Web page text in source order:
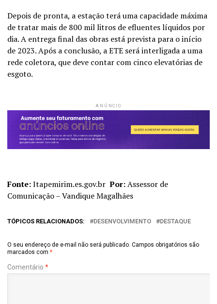
Depois de pronta, a estação terá uma capacidade máxima
de tratar mais de 800 mil litros de efluentes líquidos por
dia. A entrega final das obras está prevista para o início
de 2023. Após a conclusão, a ETE será interligada a uma
rede coletora, que deve contar com cinco elevatórias de
esgoto.
ANÚNCIO
Fonte:Itapemirim.es.gov.br Por:Assessor de
Comunicação – Vandique Magalhães
TÓPICOS RELACIONADOS: DESENVOLVIMENTO DESTAQUE
O seu endereço de e-mail não será publicado. Campos obrigatórios são
marcados com *
Comentário *